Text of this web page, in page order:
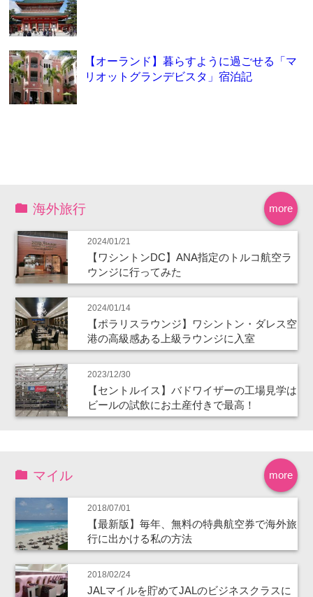
【オーランド】暮らすように過ごせる「マ
リオットグランデビスタ」宿泊記
more
海外旅行
2024/01/21
【ワシントンDC】ANA指定のトルコ航空ラ
ウンジに行ってみた
2024/01/14
【ポラリスラウンジ】ワシントン・ダレス空
港の高級感ある上級ラウンジに入室
2023/12/30
【セントルイス】バドワイザーの工場見学は
ビールの試飲にお土産付きで最高！
more
マイル
2018/07/01
【最新版】毎年、無料の特典航空券で海外旅
行に出かける私の方法
2018/02/24
JALマイルを貯めてJALのビジネスクラスに